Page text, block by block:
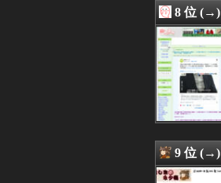
08/07 07:00
08/07 07:00
08/07 07:00
08/07 07:00
08/07 07:00
08/07 06:58
08/07 06:57
08/07 06:57
08/07 06:57
08/07 06:55
08/07 06:55
08/07 06:53
8 位 (→)
9 位 (→)